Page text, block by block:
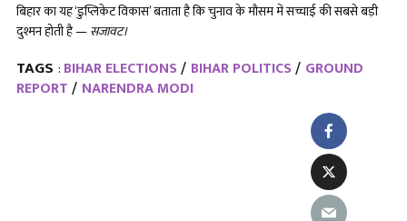
बिहार का यह ‘डुप्लिकेट विकास’ बताता है कि चुनाव के मौसम में सच्चाई की सबसे बड़ी
दुश्मन होती है —सजावट।
TAGS : BIHAR ELECTIONS BIHAR POLITICS
GROUND
REPORT
NARENDRA MODI